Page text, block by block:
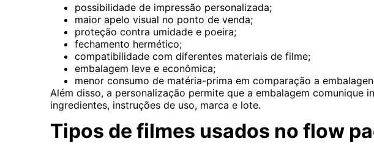
possibilidade de impressão personalizada;
maior apelo visual no ponto de venda;
proteção contra umidade e poeira;
fechamento hermético;
compatibilidade com diferentes materiais de filme;
embalagem leve e econômica;
menor consumo de matéria-prima em comparação a
Além disso, a personalização permite que a embalagem comunique
ingredientes, instruções de uso, marca e lote.
Tipos de filmes usados no flow